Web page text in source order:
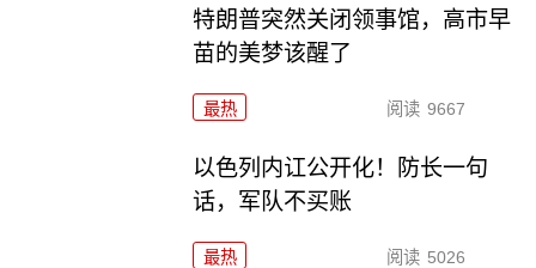
特朗普突然关闭领事馆，高市早
苗的美梦该醒了
最热 阅读 9667
以色列内讧公开化！防长一句
话，军队不买账
最热 阅读 5026